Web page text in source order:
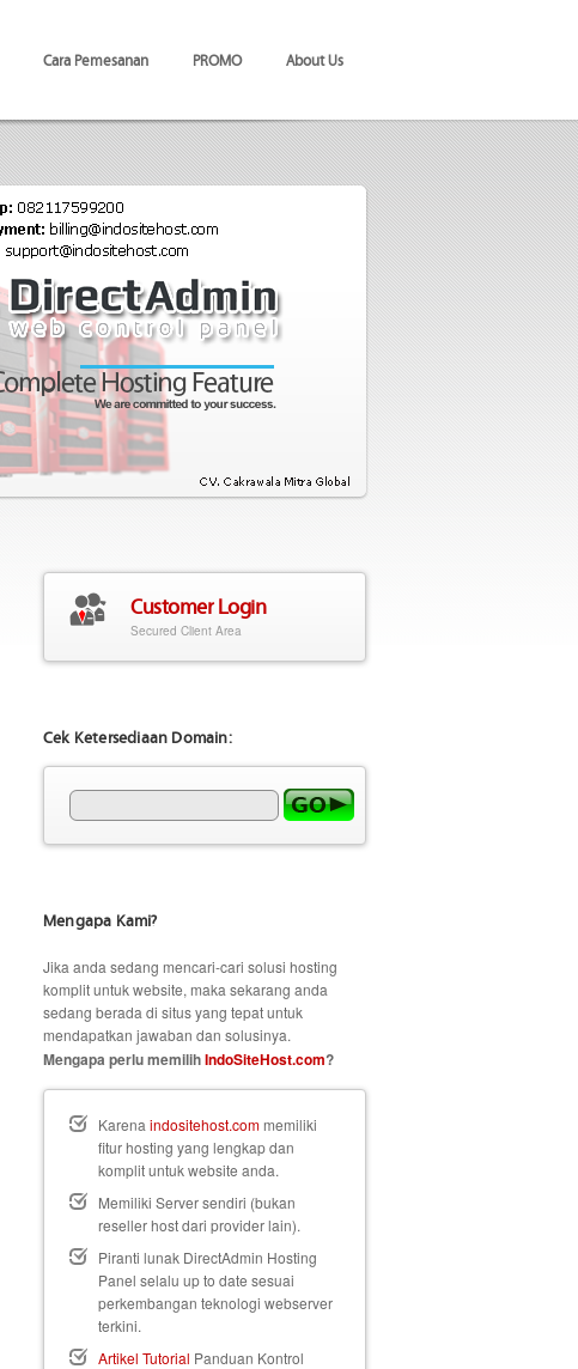
Cara Pemesanan PROMO About Us
Customer Login
Secured Client Area
Cek Ketersediaan Domain:
Mengapa Kami?
Jika anda sedang mencari-cari solusi hosting
komplit untuk website, maka sekarang anda
sedang berada di situs yang tepat untuk
mendapatkan jawaban dan solusinya.
Mengapa perlu memilihIndoSiteHost.com?
Karena indositehost.commemiliki
fitur hosting yang lengkap dan
komplit untuk website anda.
Memiliki Server sendiri (bukan
reseller host dari provider lain).
Piranti lunak DirectAdmin Hosting
Panel selalu up to date sesuai
perkembangan teknologi webserver
terkini.
Artikel Tutorial Panduan Kontrol